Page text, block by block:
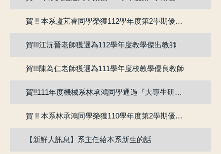
賀 !! 本系盧芃睿同學榮獲112學年度第2學期優良教學助理
賀!!!江沅晉老師獲選為112學年度教學傑出教師
賀!!!陳為仁老師獲選為111學年度校教學優良教師
賀!!111年度機械系林承鴻同學通過『大專生研究計畫』
賀 !! 本系林承鴻同學榮獲110學年度第2學期優良教學助理
【新鮮人訊息】系主任給本系新生的話